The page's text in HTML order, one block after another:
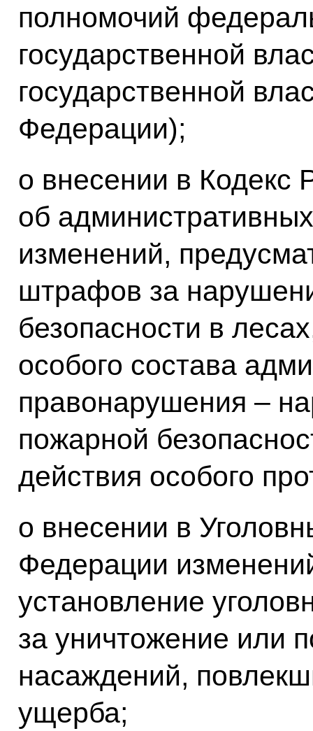
полномочий
государственной
государственной
Федерации);
о внесении в Кодекс
об
изменений,
штрафов за
безопасности в
особого состава
правонарушения –
пожарной
действия особого
о внесении в
Федерации
установление
за уничтожение или
насаждений,
ущерба;